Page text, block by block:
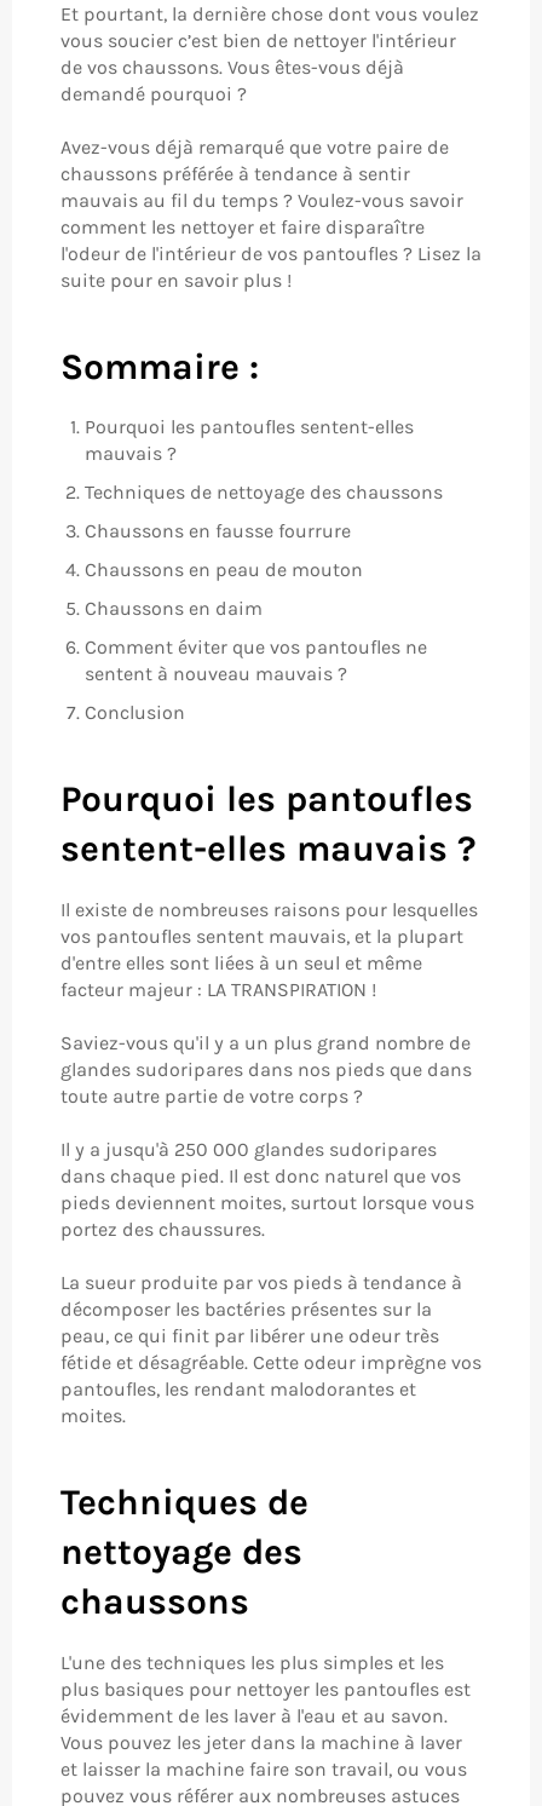
Et pourtant, la dernière chose dont vous voulez
vous soucier c’est bien de nettoyer l'intérieur
de vos chaussons. Vous êtes-vous déjà
demandé pourquoi ?
Avez-vous déjà remarqué que votre paire de
chaussons préférée à tendance à sentir
mauvais au fil du temps ? Voulez-vous savoir
comment les nettoyer et faire disparaître
l'odeur de l'intérieur de vos pantoufles ? Lisez la
suite pour en savoir plus !
Sommaire :
Pourquoi les pantoufles sentent-elles
mauvais ?
Techniques de nettoyage des chaussons
Chaussons en fausse fourrure
Chaussons en peau de mouton
Chaussons en daim
Comment éviter que vos pantoufles ne
sentent à nouveau mauvais ?
Conclusion
Pourquoi les pantoufles
sentent-elles mauvais ?
Il existe de nombreuses raisons pour lesquelles
vos pantoufles sentent mauvais, et la plupart
d'entre elles sont liées à un seul et même
facteur majeur : LA TRANSPIRATION !
Saviez-vous qu'il y a un plus grand nombre de
glandes sudoripares dans nos pieds que dans
toute autre partie de votre corps ?
Il y a jusqu'à 250 000 glandes sudoripares
dans chaque pied. Il est donc naturel que vos
pieds deviennent moites, surtout lorsque vous
portez des chaussures.
La sueur produite par vos pieds à tendance à
décomposer les bactéries présentes sur la
peau, ce qui finit par libérer une odeur très
fétide et désagréable. Cette odeur imprègne vos
pantoufles, les rendant malodorantes et
moites.
Techniques de
nettoyage des
chaussons
L'une des techniques les plus simples et les
plus basiques pour nettoyer les pantoufles est
évidemment de les laver à l'eau et au savon.
Vous pouvez les jeter dans la machine à laver
et laisser la machine faire son travail, ou vous
pouvez vous référer aux nombreuses astuces